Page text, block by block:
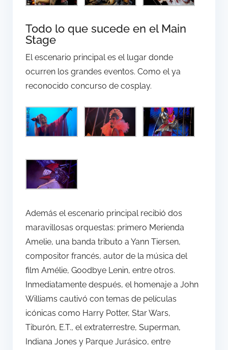
Todo lo que sucede en el Main
Stage
El escenario principal es el lugar donde
ocurren los grandes eventos. Como el ya
reconocido concurso de cosplay.
Además el escenario principal recibió dos
maravillosas orquestas: primero Merienda
Amelie, una banda tributo a Yann Tiersen,
compositor francés, autor de la música del
film Amélie, Goodbye Lenin, entre otros.
Inmediatamente después, el homenaje a John
Williams cautivó con temas de películas
icónicas como Harry Potter, Star Wars,
Tiburón, E.T., el extraterrestre, Superman,
Indiana Jones y Parque Jurásico, entre